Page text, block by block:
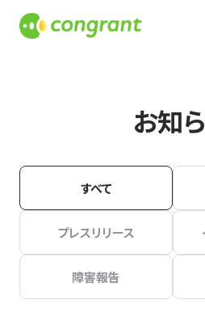
お知
すべて
プレスリリース
障害報告